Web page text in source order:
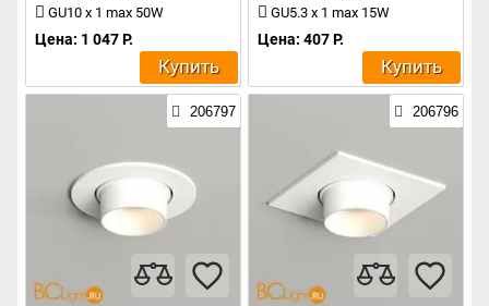
GU10 x 1 max 50W
Цена: 1 047 Р.
Купить
GU5.3 x 1 max 15W
Цена: 407 Р.
Купить
206797 206796